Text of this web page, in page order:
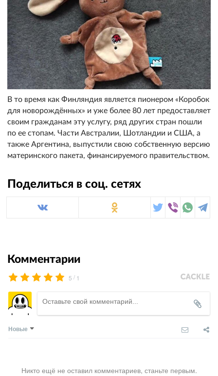
В то время как Финляндия является пионером «Коробок
для новорождённых» и уже более 80 лет предоставляет
своим гражданам эту услугу, ряд других стран пошли
по ее стопам. Части Австралии, Шотландии и США, а
также Аргентина, выпустили свою собственную версию
материнского пакета, финансируемого правительством.
Поделиться в соц. сетях
Комментарии
5 / 1
Новые
Никто ещё не оставил комментариев, станьте первым.